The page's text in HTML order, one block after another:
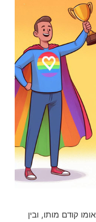
קודם מותו, ובין